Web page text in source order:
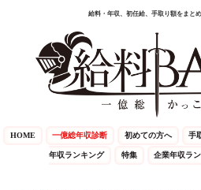
給料・年収、初任給、手取り額をまと
HOME 一億総年収診断 初めての方へ 手
年収ランキング 特集 企業年収ラ